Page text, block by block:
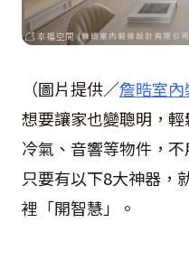
（圖片提供／詹晧室
想要讓家也變聰明，
冷氣、音響等物件，
只要有以下8大神器，
裡「開智慧」。